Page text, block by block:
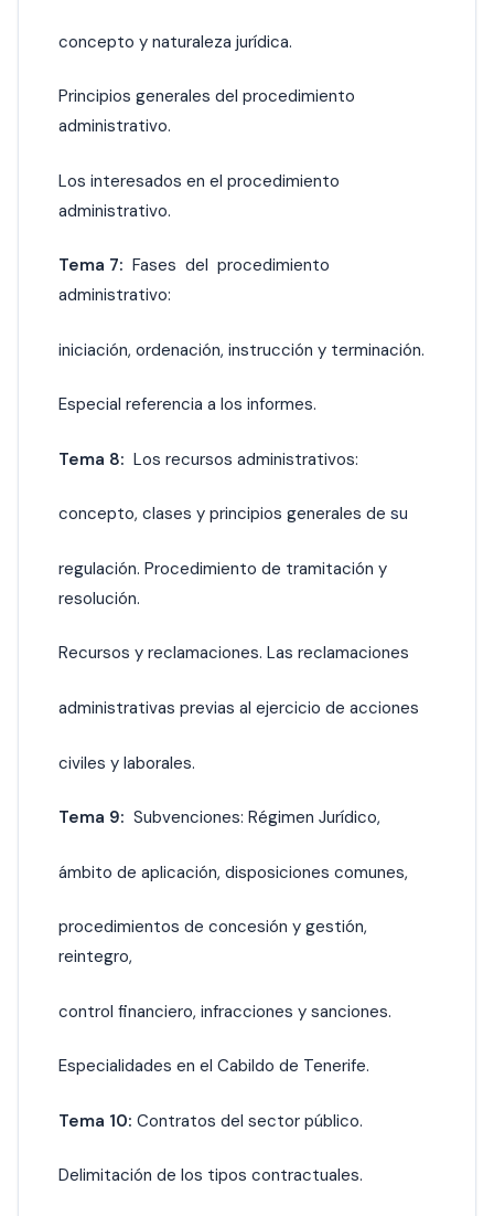
concepto y naturaleza jurídica.
Principios generales del procedimiento
administrativo.
Los interesados en el procedimiento
administrativo.
Tema 7: Fases del procedimiento
administrativo:
iniciación, ordenación, instrucción y terminación.
Especial referencia a los informes.
Tema 8: Los recursos administrativos:
concepto, clases y principios generales de su
regulación. Procedimiento de tramitación y
resolución.
Recursos y reclamaciones. Las reclamaciones
administrativas previas al ejercicio de acciones
civiles y laborales.
Tema 9: Subvenciones: Régimen Jurídico,
ámbito de aplicación, disposiciones comunes,
procedimientos de concesión y gestión,
reintegro,
control financiero, infracciones y sanciones.
Especialidades en el Cabildo de Tenerife.
Tema 10: Contratos del sector público.
Delimitación de los tipos contractuales.